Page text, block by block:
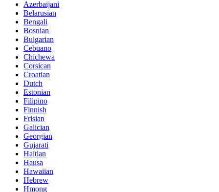
Azerbaijani
Belarusian
Bengali
Bosnian
Bulgarian
Cebuano
Chichewa
Corsican
Croatian
Dutch
Estonian
Filipino
Finnish
Frisian
Galician
Georgian
Gujarati
Haitian
Hausa
Hawaiian
Hebrew
Hmong